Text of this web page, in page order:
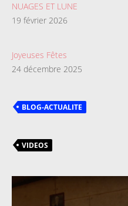
NUAGES ET LUNE
19 février 2026
Joyeuses Fêtes
24 décembre 2025
BLOG-ACTUALITE
VIDEOS